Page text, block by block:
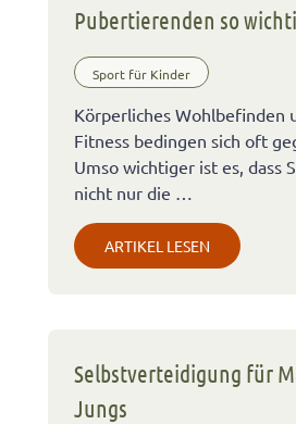
Pubertierenden so
Sport für Kinder
Körperliches Wohlbefinden
Fitness bedingen sich oft
Umso wichtiger ist es, dass
nicht nur die …
ARTIKEL LESEN
Selbstverteidigung für
Jungs